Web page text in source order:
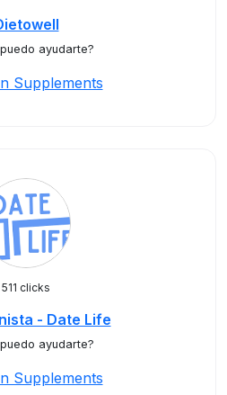
ayudarte?
Supplements
511 clicks
- Date Life
ayudarte?
Supplements